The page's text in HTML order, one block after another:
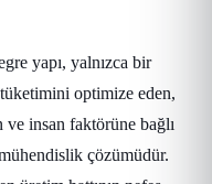
yapı, yalnızca bir
optimize eden,
insan faktörüne bağlı
çözümüdür.